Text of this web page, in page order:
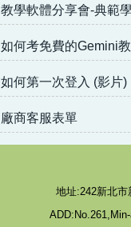
教學軟體分享會-典範
如何考免費的Gemini
如何第一次登入 (影片)
廠商客服表單
地址:242新北